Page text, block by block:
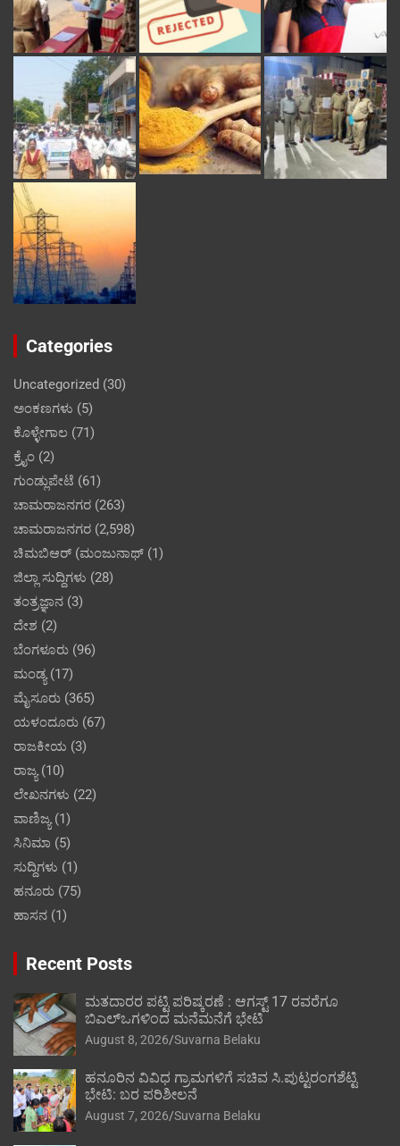
Categories
Uncategorized (30)
ಅಂಕಣಗಳು (5)
ಕೊಳ್ಳೇಗಾಲ (71)
ಕ್ರೈಂ (2)
ಗುಂಡ್ಲುಪೇಟೆ (61)
ಚಾಮರಾಜನಗರ (263)
ಚಾಮರಾಜನಗರ (2,598)
ಚಿಮಬಿಆರ್ (ಮಂಜುನಾಥ್ (1)
ಜಿಲ್ಲಾ ಸುದ್ದಿಗಳು (28)
ತಂತ್ರಜ್ಞಾನ (3)
ದೇಶ (2)
ಬೆಂಗಳೂರು (96)
ಮಂಡ್ಯ(17)
ಮೈಸೂರು (365)
ಯಳಂದೂರು (67)
ರಾಜಕೀಯ (3)
ರಾಜ್ಯ(10)
ಲೇಖನಗಳು (22)
ವಾಣಿಜ್ಯ(1)
ಸಿನಿಮಾ (5)
ಸುದ್ದಿಗಳು (1)
ಹನೂರು (75)
ಹಾಸನ (1)
Recent Posts
ಮತದಾರರ ಪಟ್ಟಿ ಪರಿಷ್ಕರಣೆ : ಆಗಸ್ಟ್ 17 ರವರೆಗೂ
ಬಿಎಲ್‍ಒಗಳಿಂದ ಮನೆಮನೆಗೆ ಭೇಟಿ
August 8, 2026 Suvarna Belaku
ಹನೂರಿನ ವಿವಿಧ ಗ್ರಾಮಗಳಿಗೆ ಸಚಿವ ಸಿ.ಪುಟ್ಟರಂಗಶೆಟ್ಟಿ
ಭೇಟಿ: ಬರ ಪರಿಶೀಲನೆ
August 7, 2026 Suvarna Belaku